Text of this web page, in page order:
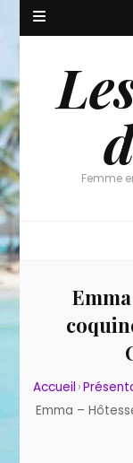
Femme
Accueil ›
Emma –